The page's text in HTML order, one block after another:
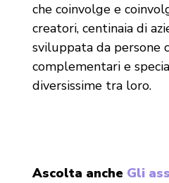
che coinvolge e
creatori, centinaia di
sviluppata da persone
complementari e
diversissime tra loro.
Ascolta anche Gli